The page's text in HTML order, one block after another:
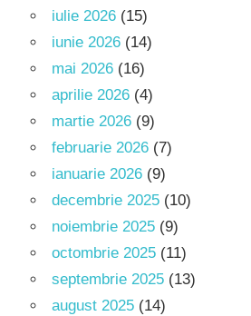
iulie 2026 (15)
iunie 2026 (14)
mai 2026 (16)
aprilie 2026 (4)
martie 2026 (9)
februarie 2026 (7)
ianuarie 2026 (9)
decembrie 2025 (10)
noiembrie 2025 (9)
octombrie 2025 (11)
septembrie 2025 (13)
august 2025 (14)